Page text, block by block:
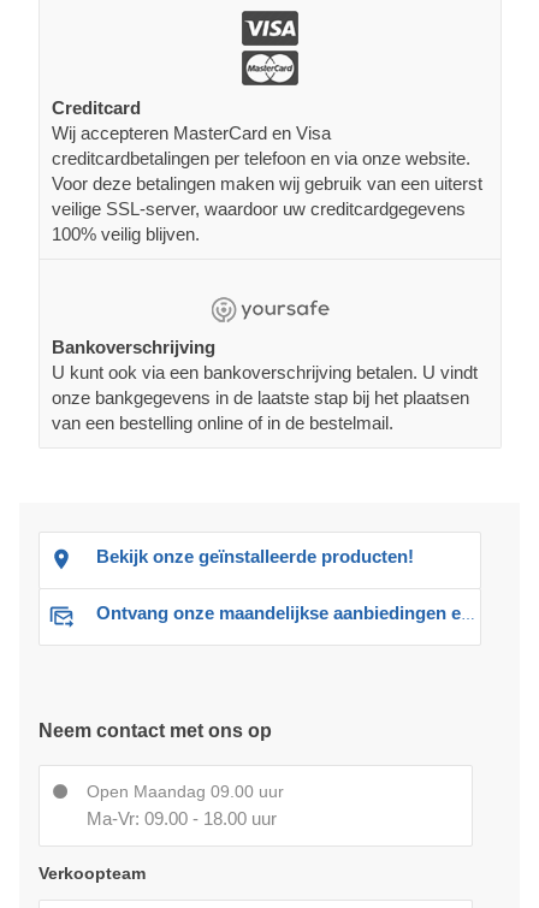
Creditcard
Wij accepteren MasterCard en Visa
creditcardbetalingen per telefoon en via onze website.
Voor deze betalingen maken wij gebruik van een uiterst
veilige SSL-server, waardoor uw creditcardgegevens
100% veilig blijven.
Bankoverschrijving
U kunt ook via een bankoverschrijving betalen. U vindt
onze bankgegevens in de laatste stap bij het plaatsen
van een bestelling online of in de bestelmail.
Bekijk onze geïnstalleerde producten!
Ontvang onze maandelijkse aanbiedingen en advies
Neem contact met ons op
Open Maandag 09.00 uur
Ma-Vr: 09.00 - 18.00 uur
Verkoopteam